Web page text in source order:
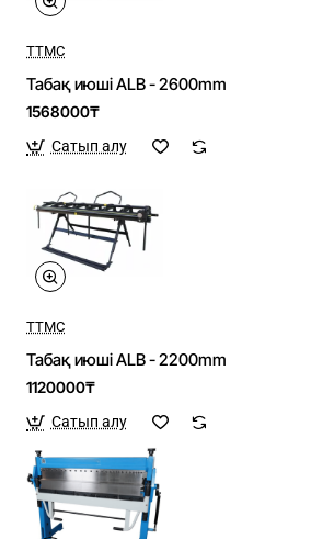
TTMC
Табақ июші ALB - 2600mm
1568000₸
Сатып алу
TTMC
Табақ июші ALB - 2200mm
1120000₸
Сатып алу